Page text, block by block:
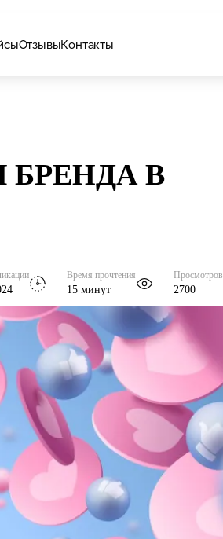
ОтзывыКонтакты
В
Время прочтения
15 минут
Просмотров
2700